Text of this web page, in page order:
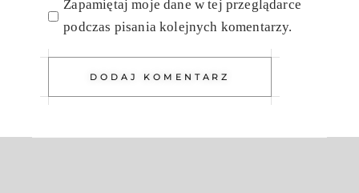
Zapamiętaj moje dane w tej przeglądarce
podczas pisania kolejnych komentarzy.
DODAJ KOMENTARZ